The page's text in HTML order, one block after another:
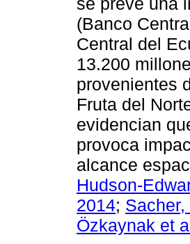
(Banco
Central del
13.200
provenientes
Fruta del
evidencian
provoca
alcance
Hudson-
2014; Sacher,
Özkaynak et